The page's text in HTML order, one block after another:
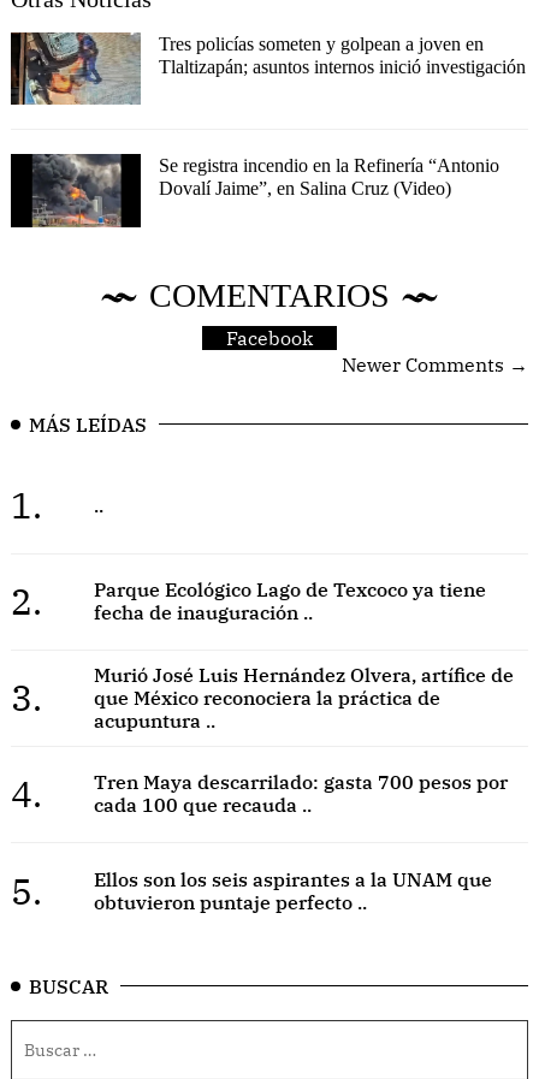
Tres policías someten y golpean a joven en
Tlaltizapán; asuntos internos inició investigación
Se registra incendio en la Refinería “Antonio
Dovalí Jaime”, en Salina Cruz (Video)
COMENTARIOS
Facebook
Newer Comments →
MÁS LEÍDAS
1. ..
2.
Parque Ecológico Lago de Texcoco ya tiene
fecha de inauguración ..
3.
Murió José Luis Hernández Olvera, artífice de
que México reconociera la práctica de
acupuntura ..
4.
Tren Maya descarrilado: gasta 700 pesos por
cada 100 que recauda ..
5.
Ellos son los seis aspirantes a la UNAM que
obtuvieron puntaje perfecto ..
BUSCAR